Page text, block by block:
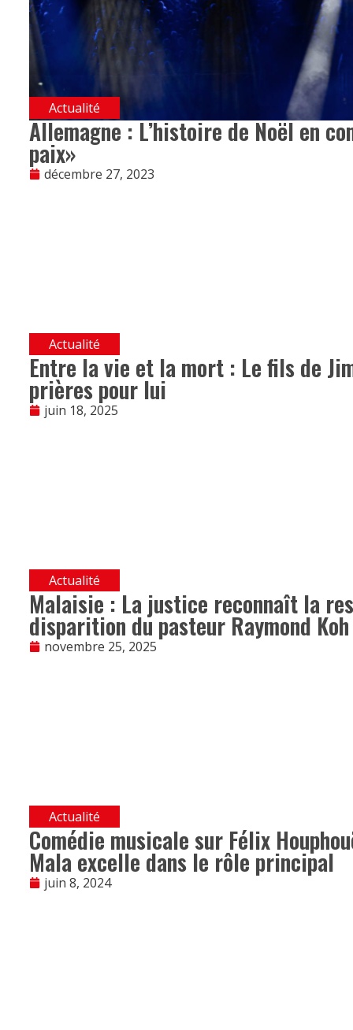
Actualité
Allemagne : L’histoire de Noël en
paix»
décembre 27, 2023
Actualité
Entre la vie et la mort : Le fils de
prières pour lui
juin 18, 2025
Actualité
Malaisie : La justice reconnaît la
disparition du pasteur Raymond Koh
novembre 25, 2025
Actualité
Comédie musicale sur Félix
Mala excelle dans le rôle principal
juin 8, 2024